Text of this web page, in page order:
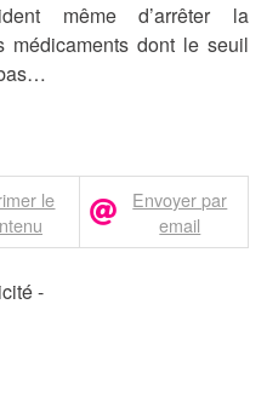
même d’arrêter la
médicaments dont le seuil
le
Envoyer par
email
-